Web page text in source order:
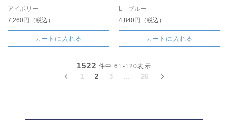
アイボリー
7,260円（税込）
カートに入れる
L ブルー
4,840円（税込）
カートに入れる
1522 件中 61-120表示
1 2 3 ... 26